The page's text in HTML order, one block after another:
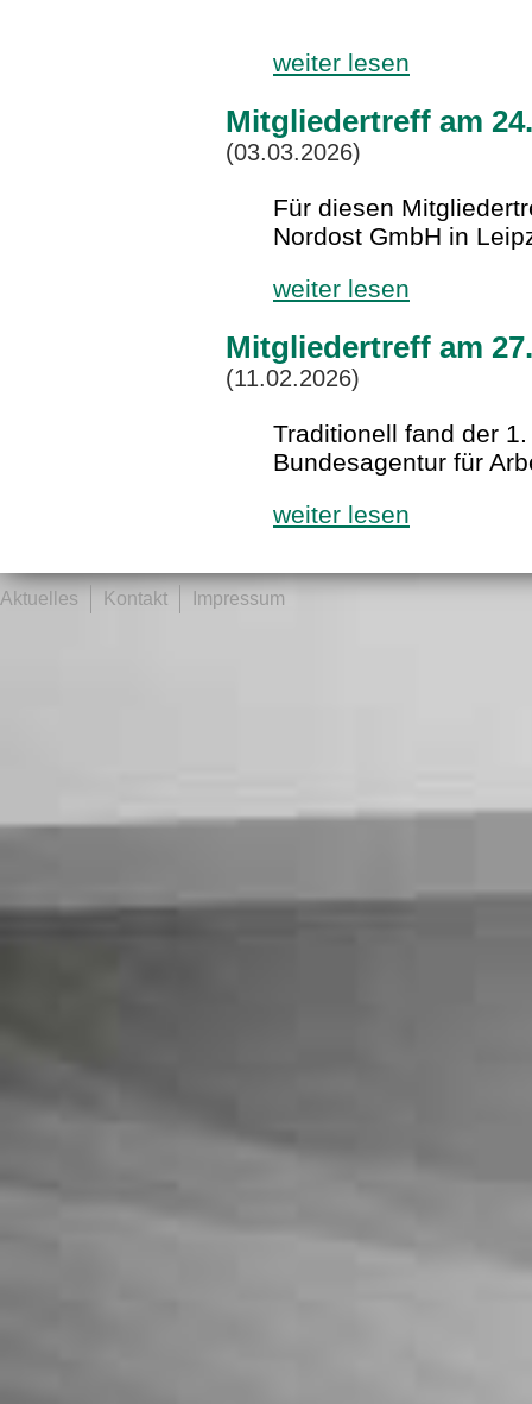
weiter lesen
Mitgliedertreff am
(03.03.2026)
Für diesen
Nordost GmbH in
weiter lesen
Mitgliedertreff am
(11.02.2026)
Traditionell fand der
Bundesagentur für
weiter lesen
Aktuelles Kontakt Impressum